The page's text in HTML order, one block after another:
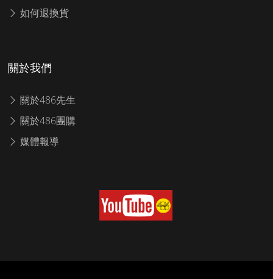
如何退換貨
關於我們
關於486先生
關於486團購
媒體報導